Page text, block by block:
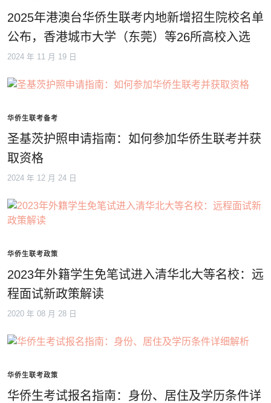
2025年港澳台华侨生联考内地新增招生院校名单
公布，香港城市大学（东莞）等26所高校入选
2024 年 11 月 19 日
华侨生联考备考
圣基茨护照申请指南：如何参加华侨生联考并获
取资格
2024 年 12 月 24 日
华侨生联考政策
2023年外籍学生免笔试进入清华北大等名校：远
程面试新政策解读
2020 年 08 月 28 日
华侨生联考政策
华侨生考试报名指南：身份、居住及学历条件详